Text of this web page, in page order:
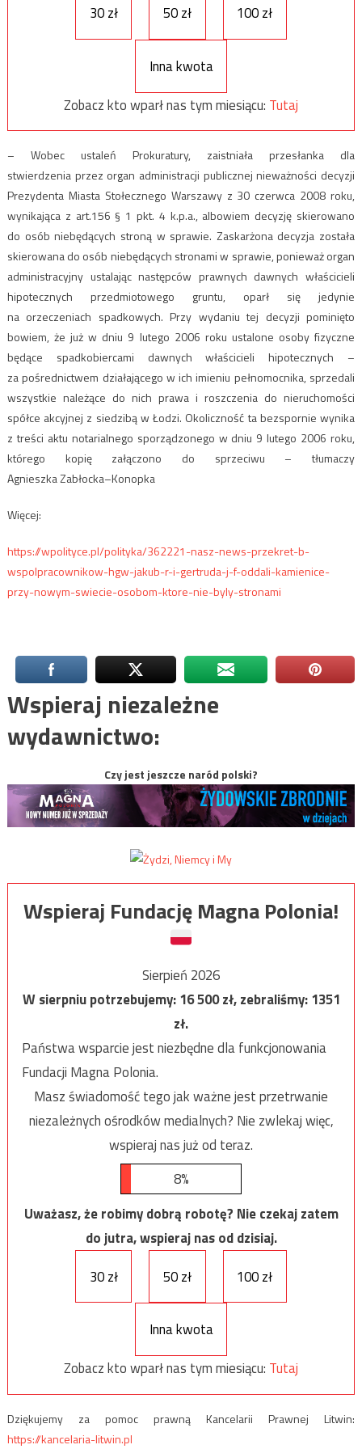
30 zł 50 zł 100 zł
Inna kwota
Zobacz kto wparł nas tym miesiącu: Tutaj
– Wobec ustaleń Prokuratury, zaistniała przesłanka dla
stwierdzenia przez organ administracji publicznej nieważności decyzji
Prezydenta Miasta Stołecznego Warszawy z 30 czerwca 2008 roku,
wynikająca z art.156 § 1 pkt. 4 k.p.a., albowiem decyzję skierowano
do osób niebędących stroną w sprawie. Zaskarżona decyzja została
skierowana do osób niebędących stronami w sprawie, ponieważ organ
administracyjny ustalając następców prawnych dawnych właścicieli
hipotecznych przedmiotowego gruntu, oparł się jedynie
na orzeczeniach spadkowych. Przy wydaniu tej decyzji pominięto
bowiem, że już w dniu 9 lutego 2006 roku ustalone osoby fizyczne
będące spadkobiercami dawnych właścicieli hipotecznych –
za pośrednictwem działającego w ich imieniu pełnomocnika, sprzedali
wszystkie należące do nich prawa i roszczenia do nieruchomości
spółce akcyjnej z siedzibą w Łodzi. Okoliczność ta bezspornie wynika
z treści aktu notarialnego sporządzonego w dniu 9 lutego 2006 roku,
którego kopię załączono do sprzeciwu – tłumaczy
Agnieszka Zabłocka–Konopka
Więcej:
https://wpolityce.pl/polityka/362221-nasz-news-przekret-b-
wspolpracownikow-hgw-jakub-r-i-gertruda-j-f-oddali-kamienice-
przy-nowym-swiecie-osobom-ktore-nie-byly-stronami
Wspieraj niezależne
wydawnictwo:
Czy jest jeszcze naród polski?
Wspieraj Fundację Magna Polonia!
Sierpień 2026
W sierpniu potrzebujemy:16 500zł, zebraliśmy:1351
zł.
Państwa wsparcie jest niezbędne dla funkcjonowania
Fundacji Magna Polonia.
Masz świadomość tego jak ważne jest przetrwanie
niezależnych ośrodków medialnych? Nie zwlekaj więc,
wspieraj nas już od teraz.
8%
Uważasz, że robimy dobrą robotę? Nie czekaj zatem
do jutra, wspieraj nas od dzisiaj.
30 zł
50 zł 100 zł
Inna kwota
Zobacz kto wparł nas tym miesiącu: Tutaj
Dziękujemy za pomoc prawną Kancelarii Prawnej Litwin:
https://kancelaria-litwin.pl